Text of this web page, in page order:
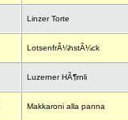
Linzer Torte
LotsenfrÃ¼hstÃ¼ck
Luzerner HÃ¶rnli
Makkaroni alla panna